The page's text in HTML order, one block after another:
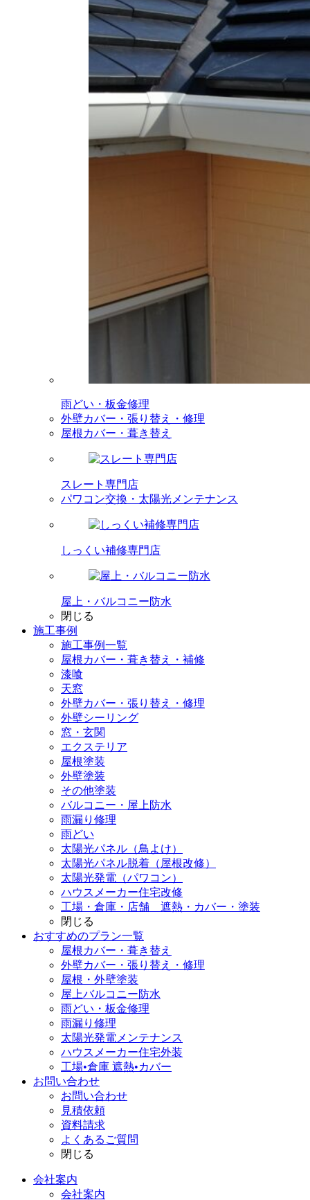
雨どい・板金修理
外壁カバー・張り替え・修理
屋根カバー・葺き替え
スレート専門店
パワコン交換・太陽光メンテナンス
しっくい補修専門店
屋上・バルコニー防水
閉じる
施工事例
施工事例一覧
屋根カバー・葺き替え・補修
漆喰
天窓
外壁カバー・張り替え・修理
外壁シーリング
窓・玄関
エクステリア
屋根塗装
外壁塗装
その他塗装
バルコニー・屋上防水
雨漏り修理
雨どい
太陽光パネル（鳥よけ）
太陽光パネル脱着（屋根改修）
太陽光発電（パワコン）
ハウスメーカー住宅改修
工場・倉庫・店舗 遮熱・カバー・塗装
閉じる
おすすめのプラン一覧
屋根カバー・葺き替え
外壁カバー・張り替え・修理
屋根・外壁塗装
屋上バルコニー防水
雨どい・板金修理
雨漏り修理
太陽光発電メンテナンス
ハウスメーカー住宅外装
工場•倉庫 遮熱•カバー
お問い合わせ
お問い合わせ
見積依頼
資料請求
よくあるご質問
閉じる
会社案内
会社案内